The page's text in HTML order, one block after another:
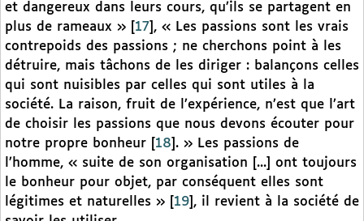
et dangereux dans leurs cours, qu’ils se partagent en
plus de rameaux »
17 , « Les passions sont les vrais
contrepoids des passions ; ne cherchons point à les
détruire, mais tâchons de les diriger : balançons celles
qui sont nuisibles par celles qui sont utiles à la
société. La raison, fruit de l’expérience, n’est que l’art
de choisir les passions que nous devons écouter pour
notre propre bonheur
18 . » Les passions de
l’homme, « suite de son organisation [...] ont toujours
le bonheur pour objet, par conséquent elles sont
légitimes et naturelles »
19 , il revient à la société de